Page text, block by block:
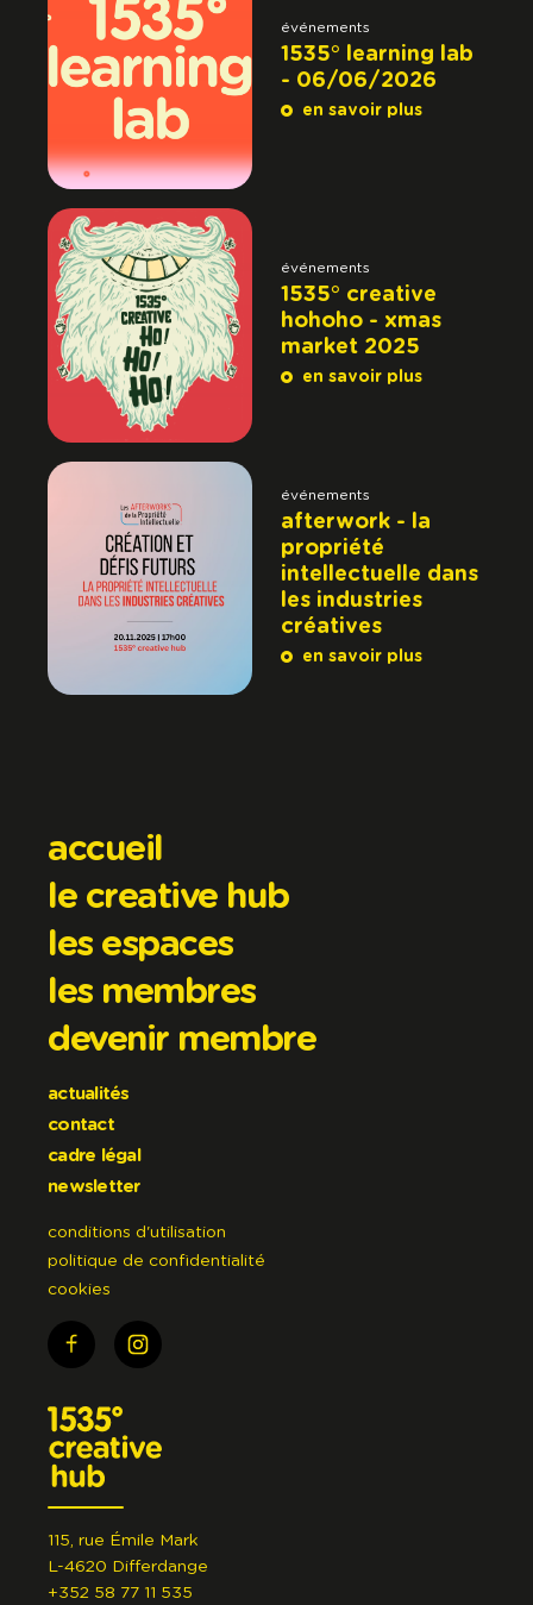
événements
1535° learning lab
- 06/06/2026
en savoir plus
événements
1535° creative
hohoho - xmas
market 2025
en savoir plus
événements
afterwork - la
propriété
intellectuelle dans
les industries
créatives
en savoir plus
accueil
le creative hub
les espaces
les membres
devenir membre
actualités
contact
cadre légal
newsletter
conditions d'utilisation
politique de confidentialité
cookies
115, rue Émile Mark
L-4620 Differdange
+352 58 77 11 535